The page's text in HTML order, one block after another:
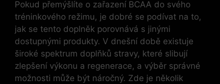
Pokud přemýšlíte o zařazení BCAA do svého
tréninkového režimu, je dobré se podívat na to,
jak se tento doplněk porovnává s jinými
dostupnými produkty. V dnešní době existuje
široké spektrum doplňků stravy, které slibují
zlepšení výkonu a regenerace, a výběr správné
možnosti může být náročný. Zde je několik